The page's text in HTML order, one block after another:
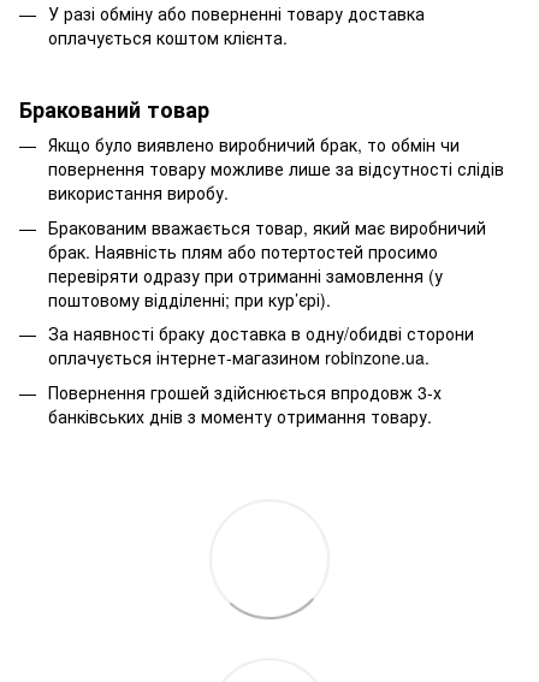
У разі обміну або поверненні товару доставка
оплачується коштом клієнта.
Бракований товар
Якщо було виявлено виробничий брак, то обмін чи
повернення товару можливе лише за відсутності слідів
використання виробу.
Бракованим вважається товар, який має виробничий
брак. Наявність плям або потертостей просимо
перевіряти одразу при отриманні замовлення (у
поштовому відділенні; при кур’єрі).
За наявності браку доставка в одну/обидві сторони
оплачується інтернет-магазином robinzone.ua.
Повернення грошей здійснюється впродовж 3-х
банківських днів з моменту отримання товару.